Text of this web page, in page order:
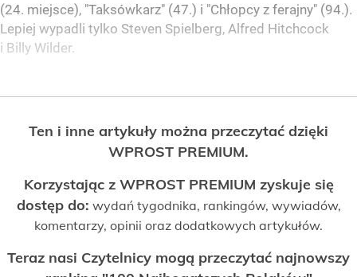
(24. miejsce), "Taksówkarz" (47.) i "Chłopcy z ferajny" (94.).
Lepiej wypadli tylko Steven Spielberg, Alfred Hitchcock
i Billy Wilder.
Ten i inne artykuły można przeczytać dzięki
WPROST PREMIUM.
Korzystając z WPROST PREMIUM zyskuje się
dostęp do: wydań tygodnika, rankingów, wywiadów,
komentarzy, opinii oraz dodatkowych artykułów.
Teraz nasi Czytelnicy mogą przeczytać najnowszy